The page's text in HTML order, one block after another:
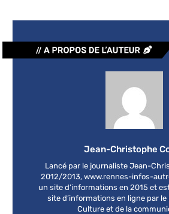
Jean-Christophe
Lancé par le journaliste Jean-
2012/2013, www.rennes-infos-
un site d’informations en 2015 et
site d’informations en ligne par
Culture et de la